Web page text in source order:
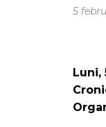
5
Luni,